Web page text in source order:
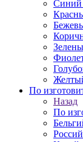
Синий
По
Назад
По